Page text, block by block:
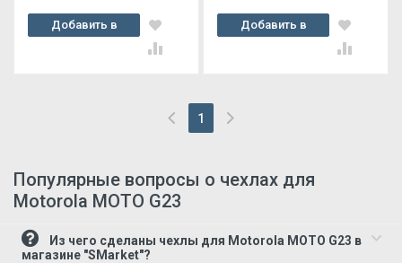
Добавить в
корзину
Добавить в
корзину
1
(current)
Популярные вопросы о чехлах для
Motorola MOTO G23
магазине "SMarket"?